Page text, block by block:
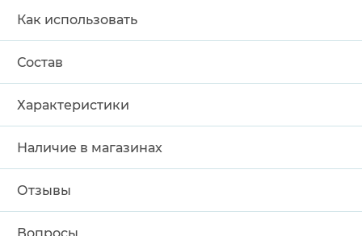
Как использовать
Состав
Характеристики
Наличие в магазинах
Отзывы
Вопросы